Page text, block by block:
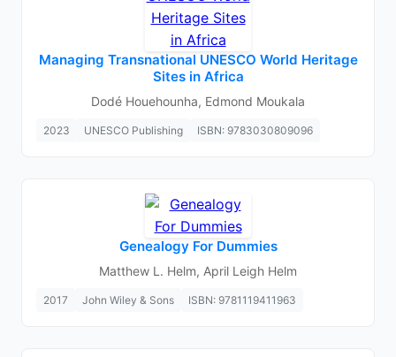
Managing Transnational UNESCO World Heritage
Sites in Africa
Dodé Houehounha, Edmond Moukala
2023 UNESCO Publishing ISBN: 9783030809096
Genealogy For Dummies
Matthew L. Helm, April Leigh Helm
2017 John Wiley & Sons ISBN: 9781119411963